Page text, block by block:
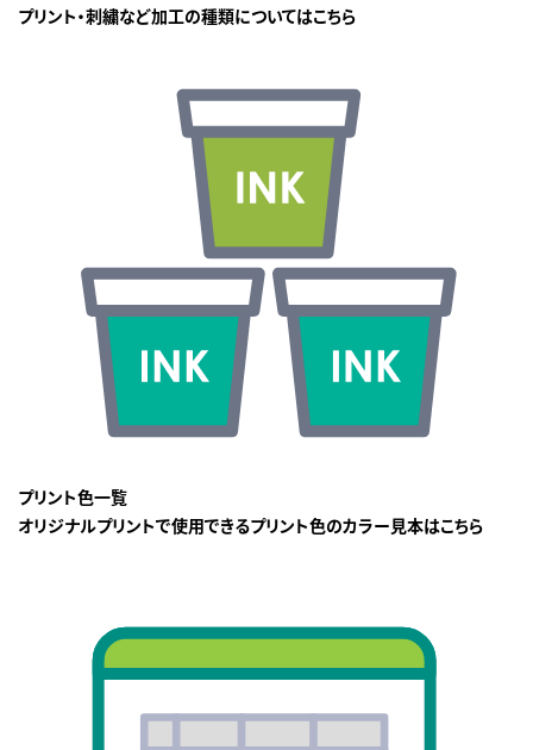
プリント・刺繍など加工の種類についてはこちら
プリント色一覧
オリジナルプリントで使用できるプリント色のカラー見本はこちら